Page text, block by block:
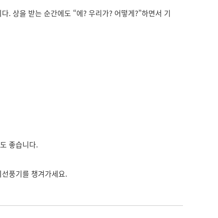
. 상을 받는 순간에도 “에? 우리가? 어떻게?”하면서 기
좋습니다.
풍기를 챙겨가세요.